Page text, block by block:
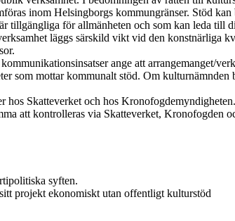
inom Helsingborgs kommungränser. Stöd
tillgängliga för allmänheten och som kan leda till
läggs särskild vikt vid den konstnärliga
ange att arrangemanget/
som mottar kommunalt stöd. Om
Skatteverket och hos
att kontrolleras via Skatteverket, Kronofogden
syften.
projekt ekonomiskt utan offentligt kulturstöd